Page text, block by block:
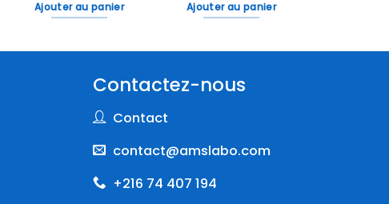
Ajouter au panier Ajouter au panier
Contactez-nous
Contact
contact@amslabo.com
+216 74 407 194